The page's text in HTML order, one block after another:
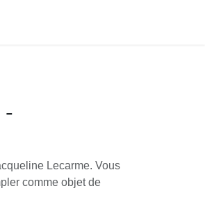
-
Lecarme. Vous
comme objet de